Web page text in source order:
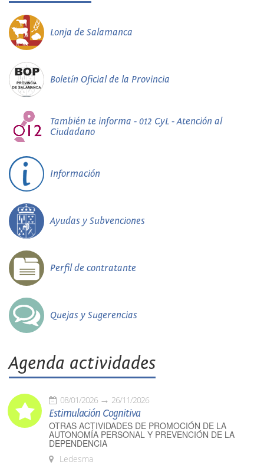
Lonja de Salamanca
Boletín Oficial de la Provincia
También te informa - 012 CyL - Atención al
Ciudadano
Información
Ayudas y Subvenciones
Perfil de contratante
Quejas y Sugerencias
Agenda actividades
08/01/2026 26/11/2026
Estimulación Cognitiva
OTRAS ACTIVIDADES DE PROMOCIÓN DE LA
AUTONOMÍA PERSONAL Y PREVENCIÓN DE LA
DEPENDENCIA
Ledesma